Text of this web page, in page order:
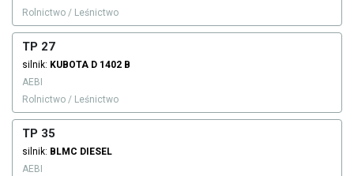
Rolnictwo / Leśnictwo
TP 27
silnik: KUBOTA D 1402 B
AEBI
Rolnictwo / Leśnictwo
TP 35
silnik: BLMC DIESEL
AEBI